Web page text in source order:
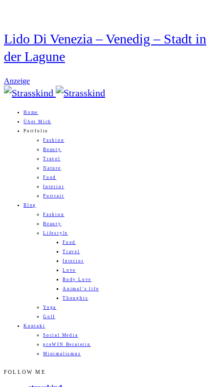
Lido Di Venezia – Venedig – Stadt in
der Lagune
Anzeige
Home
Über Mich
Portfolio
Fashion
Beauty
Travel
Nature
Food
Interior
Portrait
Blog
Fashion
Beauty
Lifestyle
Food
Travel
Interior
Love
Body Love
Animal’s life
Thoughts
Yoga
Golf
Kontakt
Social Media
proWIN Beraterin
Minimalismus
FOLLOW ME